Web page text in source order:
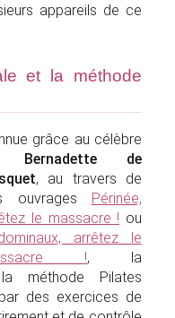
appareils de ce
et la méthode
grâce au célèbre
Bernadette de
, au travers de
ouvrages
Périnée,
le massacre ! ou
arrêtez le
!, la
méthode Pilates
des exercices de